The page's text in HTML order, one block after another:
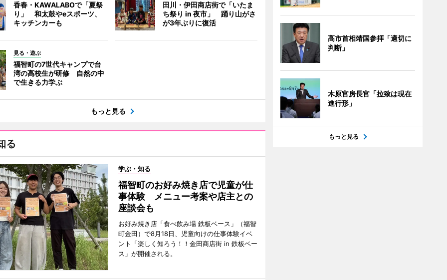
香春・KAWALABOで「夏祭
り」 和太鼓やeスポーツ、
キッチンカーも
田川・伊田商店街で「いたま
ち祭り in 夜市」 踊り山がさ
が3年ぶりに復活
見る・遊ぶ
福智町の7世代キャンプで台
湾の高校生が研修 自然の中
で生きる力学ぶ
もっと見る
る
学ぶ・知る
福智町のお好み焼き店で児童が仕
事体験 メニュー考案や店主との
座談会も
お好み焼き店「食べ飲み場 鉄板ベース」（福智
町金田）で8月18日、児童向けの仕事体験イベ
ント「楽しく知ろう！！金田商店街 in 鉄板ベー
ス」が開催される。
高市首相靖国参拝「適切に
判断」
木原官房長官「拉致は現在
進行形」
もっと見る